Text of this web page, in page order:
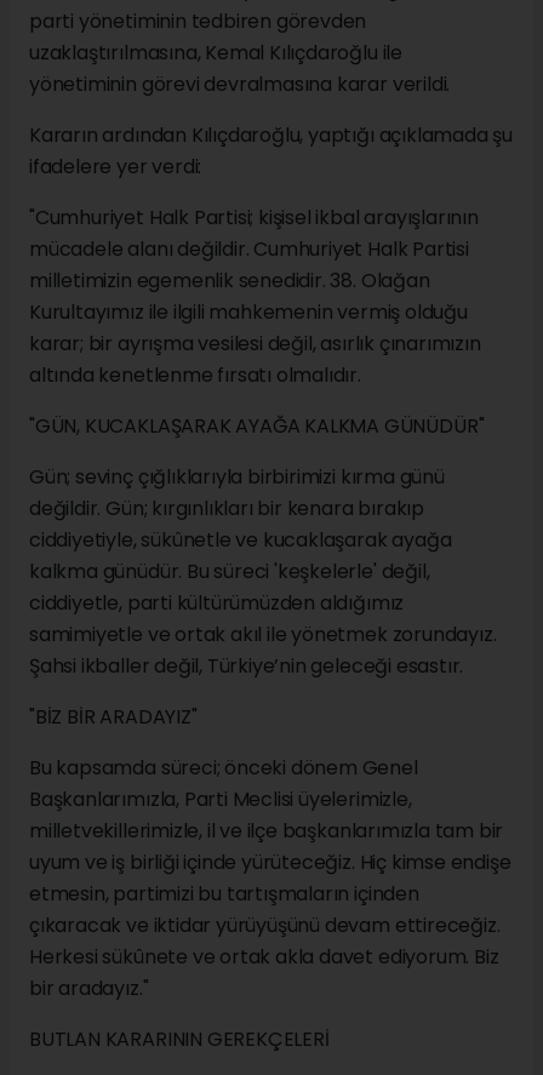
parti yönetiminin tedbiren görevden
uzaklaştırılmasına, Kemal Kılıçdaroğlu ile
yönetiminin görevi devralmasına karar verildi.
Kararın ardından Kılıçdaroğlu, yaptığı açıklamada şu
ifadelere yer verdi:
"Cumhuriyet Halk Partisi; kişisel ikbal arayışlarının
mücadele alanı değildir. Cumhuriyet Halk Partisi
milletimizin egemenlik senedidir. 38. Olağan
Kurultayımız ile ilgili mahkemenin vermiş olduğu
karar; bir ayrışma vesilesi değil, asırlık çınarımızın
altında kenetlenme fırsatı olmalıdır.
"GÜN, KUCAKLAŞARAK AYAĞA KALKMA GÜNÜDÜR"
Gün; sevinç çığlıklarıyla birbirimizi kırma günü
değildir. Gün; kırgınlıkları bir kenara bırakıp
ciddiyetiyle, sükûnetle ve kucaklaşarak ayağa
kalkma günüdür. Bu süreci 'keşkelerle' değil,
ciddiyetle, parti kültürümüzden aldığımız
samimiyetle ve ortak akıl ile yönetmek zorundayız.
Şahsi ikballer değil, Türkiye’nin geleceği esastır.
"BİZ BİR ARADAYIZ"
Bu kapsamda süreci; önceki dönem Genel
Başkanlarımızla, Parti Meclisi üyelerimizle,
milletvekillerimizle, il ve ilçe başkanlarımızla tam bir
uyum ve iş birliği içinde yürüteceğiz. Hiç kimse endişe
etmesin, partimizi bu tartışmaların içinden
çıkaracak ve iktidar yürüyüşünü devam ettireceğiz.
Herkesi sükûnete ve ortak akla davet ediyorum. Biz
bir aradayız."
BUTLAN KARARININ GEREKÇELERİ